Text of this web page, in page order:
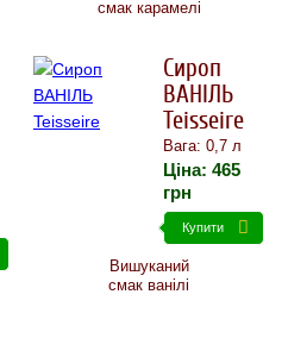
смак карамелі
Сироп
ВАНІЛЬ
Teisseire
Вага: 0,7 л
Ціна: 465
грн
Купити
Вишуканий
смак ванілі